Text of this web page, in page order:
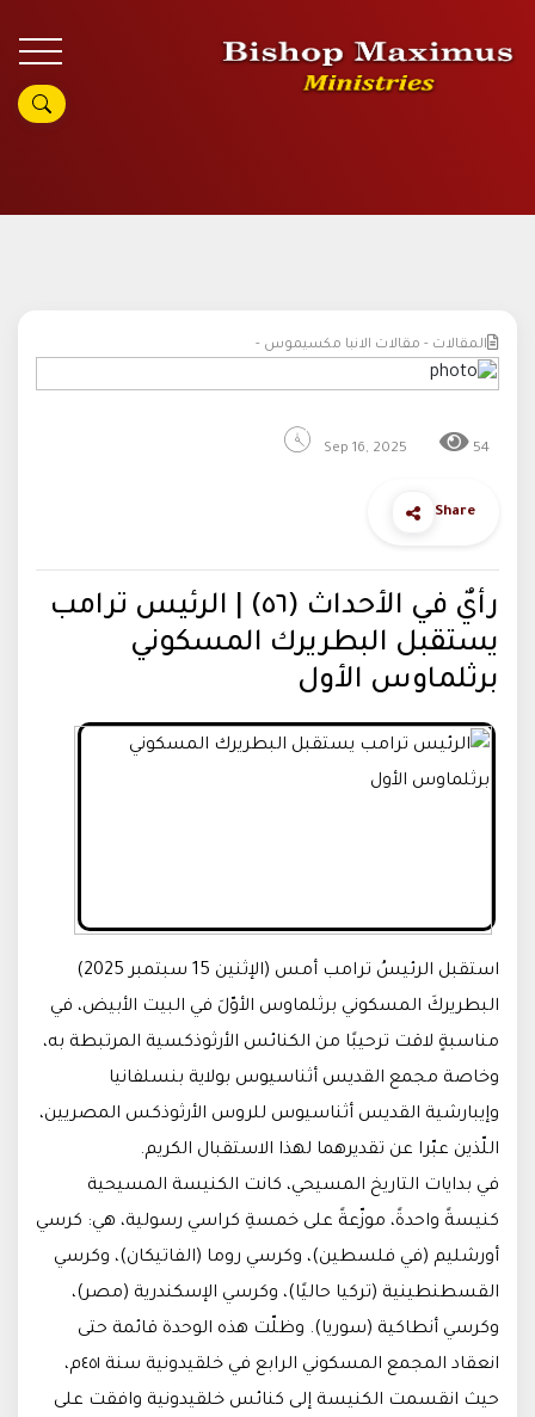
المقالات - مقالات الانبا مكسيموس -
Sep 16, 2025 54
Share
رأيٌ في الأحداث (٥٦) | الرئيس ترامب
يستقبل البطريرك المسكوني
برثلماوس الأول
استقبل الرئيسُ ترامب أمس (الإثنين 15 سبتمبر 2025)
البطريركَ المسكوني برثلماوس الأوّلَ في البيت الأبيض، في
مناسبةٍ لاقت ترحيبًا من الكنائس الأرثوذكسية المرتبطة به،
وخاصة مجمع القديس أثناسيوس بولاية بنسلفانيا
وإيبارشية القديس أثناسيوس للروس الأرثوذكس المصريين،
اللّذين عبّرا عن تقديرهما لهذا الاستقبال الكريم.
في بدايات التاريخ المسيحي، كانت الكنيسة المسيحية
كنيسةً واحدةً، موزّعةً على خمسةِ كراسي رسولية، هي: كرسي
أورشليم (في فلسطين)، وكرسي روما (الفاتيكان)، وكرسي
القسطنطينية (تركيا حاليًا)، وكرسي الإسكندرية (مصر)،
وكرسي أنطاكية (سوريا). وظلّت هذه الوحدة قائمة حتى
انعقاد المجمع المسكوني الرابع في خلقيدونية سنة ٤٥١م،
حيث انقسمت الكنيسة إلى كنائس خلقيدونية وافقت على